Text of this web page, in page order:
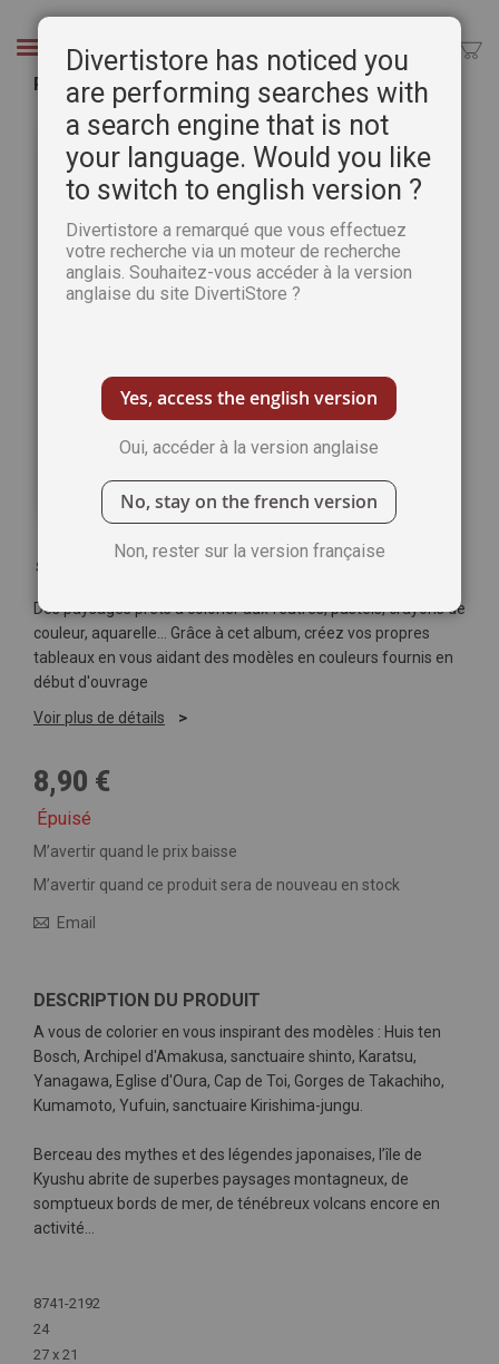
Chercher
Paysages Zen - Coloriages anti-stress
Passer
galerie
d’images
Soyez le premier à commenter ce produit
Des paysages prêts à colorier aux feutres, pastels, crayons de
couleur, aquarelle… Grâce à cet album, créez vos propres
tableaux en vous aidant des modèles en couleurs fournis en
début d'ouvrage
Voir plus de détails
8,90 €
Épuisé
M’avertir quand le prix baisse
M’avertir quand ce produit sera de nouveau en stock
Email
DESCRIPTION DU PRODUIT
A vous de colorier en vous inspirant des modèles : Huis ten
Bosch, Archipel d'Amakusa, sanctuaire shinto, Karatsu,
Yanagawa, Eglise d'Oura, Cap de Toi, Gorges de Takachiho,
Kumamoto, Yufuin, sanctuaire Kirishima-jungu.
Berceau des mythes et des légendes japonaises, l’île de
Kyushu abrite de superbes paysages montagneux, de
somptueux bords de mer, de ténébreux volcans encore en
activité…
d'infos
8741-2192
24
27 x 21
Divertistore has noticed you
are performing searches with
a search engine that is not
your language. Would you like
to switch to english version ?
Divertistore a remarqué que vous effectuez
votre recherche via un moteur de recherche
anglais. Souhaitez-vous accéder à la version
anglaise du site DivertiStore ?
Yes, access the english version
Oui, accéder à la version anglaise
No, stay on the french version
Non, rester sur la version française